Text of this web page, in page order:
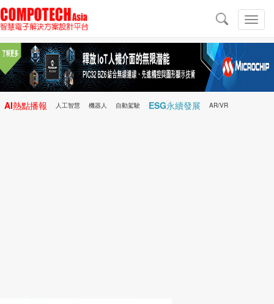
切
換
導
航
AI熱點播報 人工智慧 機器人 自動駕駛 ESG永續發展 AR/VR